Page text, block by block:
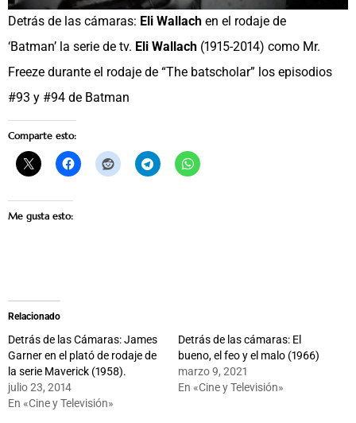
Detrás de las cámaras: Eli Wallach en el rodaje de
‘Batman’ la serie de tv. Eli Wallach (1915-2014) como Mr.
Freeze durante el rodaje de “The batscholar” los episodios
#93 y #94 de Batman
Comparte esto:
Me gusta esto:
Relacionado
Detrás de las Cámaras: James
Garner en el plató de rodaje de
la serie Maverick (1958).
julio 23, 2014
En «Cine y Televisión»
Detrás de las cámaras: El
bueno, el feo y el malo (1966)
marzo 9, 2021
En «Cine y Televisión»